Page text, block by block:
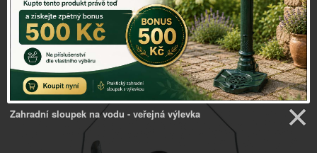
Venkovský domov ->Ohniště a krby->Nádoba na popel
s lopatkou
Zahradní sloupek na vodu - veřejná výlevka